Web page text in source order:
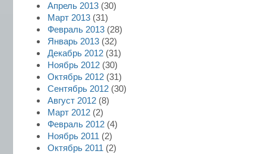
Апрель 2013 (30)
Март 2013 (31)
Февраль 2013 (28)
Январь 2013 (32)
Декабрь 2012 (31)
Ноябрь 2012 (30)
Октябрь 2012 (31)
Сентябрь 2012 (30)
Август 2012 (8)
Март 2012 (2)
Февраль 2012 (4)
Ноябрь 2011 (2)
Октябрь 2011 (2)